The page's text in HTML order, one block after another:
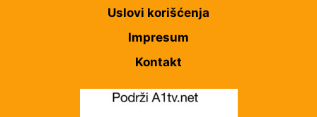
Uslovi korišćenja
Impresum
Kontakt